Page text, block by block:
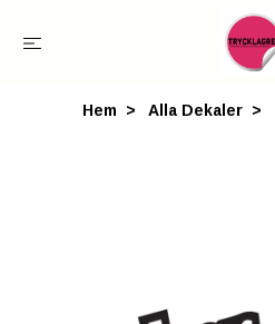
Hem Alla Dekaler